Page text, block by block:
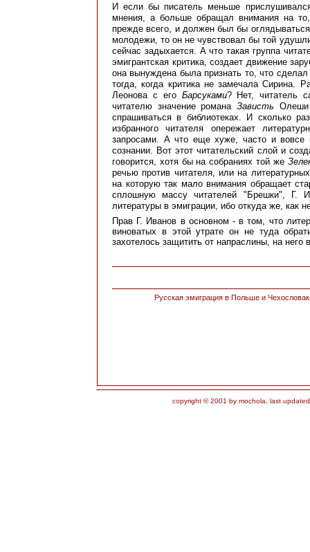
И если бы писатель меньше прислушивался
мнения, а больше обращал внимания на то,
прежде всего, и должен был бы
молодежи, то он не чувствовал бы той
сейчас задыхается. А что такая группа
эмигрантская критика, создает движение
она вынуждена была признать то, что
тогда, когда критика не замечала Сирина.
Леонова с его Барсуками? Нет, читатель
читателю значение романаЗависть Олеши
спрашиваться в библиотеках. И сколько
избранного читателя опережает
запросами. А что еще хуже, часто и вовсе
сознании. Вот этот читательский слой и
говорится, хотя бы на собраниях той же
речью против читателя, или на
на которую так мало внимания обращает
сплошную массу читателей "Брешки", Г.
литературы в эмиграции, ибо откуда же, как
Прав Г. Иванов в основном - в том, что
виноватых в этой утрате он не туда
захотелось защитить от напраслины, на него
Русская эмиграция в Польше и
copyright © 2001 by mochola, last